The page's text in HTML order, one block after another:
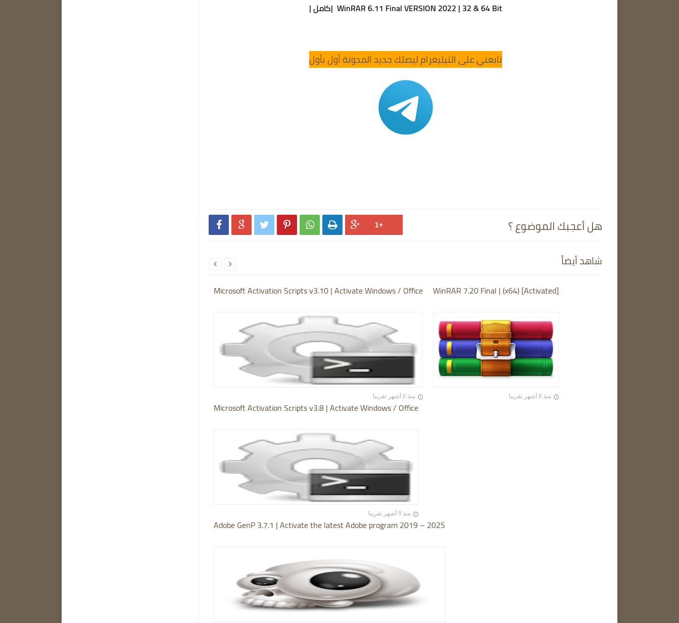
WinRAR 6.11 Final VERSION 2022 | 32 & 64 Bit |كامل |
تابعني على التيليغرام ليصلك جديد المدونة أول بأول
هل أعجبك الموضوع ؟      
شاهد أيضاً
Microsoft Activation Scripts v3.10 | Activate Windows / Office
منذ 6 أشهر تقريبا
WinRAR 7.20 Final | (x64) [Activated]
منذ 6 أشهر تقريبا
Microsoft Activation Scripts v3.8 | Activate Windows / Office
منذ 9 أشهر تقريبا
Adobe GenP 3.7.1 | Activate the latest Adobe program 2019 – 2025
 